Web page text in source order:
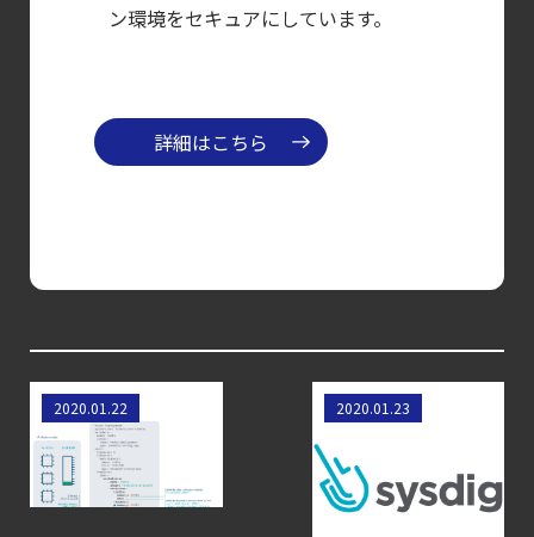
｜LLM・
コンテナセキュリティとは？
クラウドネイティブ時代に必要な対策の全体像
年に脅威の状況を根本から変えた
4 つの側面
セキュリティ運用の効率化を実現するSysdig
Agent
ン環境をセキュアにしています。
詳細はこちら
例を交えて
Kubernetesのリミ
ットとリクエスト
を理解する
2020.01.22
SysdigはシリーズE
でクローズさせ、企
業が本番環境でク
ラウドネイティブの
2020.01.23